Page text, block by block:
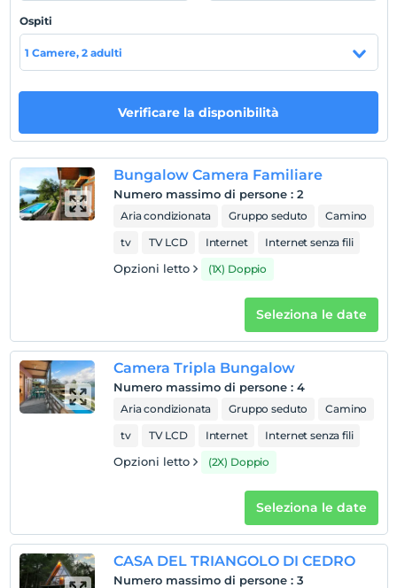
Mostra sulla
mappa
Regole dell'hotel
registrare
En erken saat 14:00 ve sonrası
Guardare
L'ultimo 12:00 e prima
animale domestico
Orari di check-in
figli
I bambini di età inferiore a 1 non vengono addebitati
1 bambino/i fino all'età di 6 per camera non pagano
Ospiti
1 Camere, 2 adulti
Verificare la disponibilità
Bungalow Camera Familiare
Numero massimo di persone : 2
Aria condizionata Gruppo seduto
Camino
tv
TV LCD Internet Internet senza fili
Opzioni letto (1X) Doppio
Seleziona le date
Camera Tripla Bungalow
Numero massimo di persone : 4
Aria condizionata Gruppo seduto
Camino
tv
TV LCD Internet Internet senza fili
Opzioni letto (2X) Doppio
Seleziona le date
CASA DEL TRIANGOLO DI CEDRO
Numero massimo di persone : 3